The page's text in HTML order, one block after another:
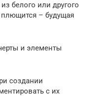
белого или другого
плющится – будущая
и элементы
создании
с их